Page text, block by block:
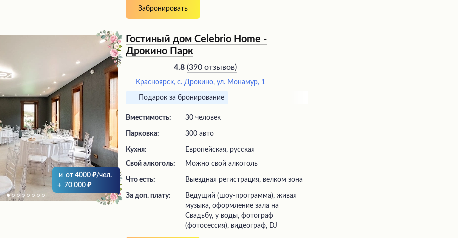
Забронировать
и от 4000
/чел.
+ 70 000
Гостиный дом Celebrio Home -
Дрокино Парк
4.8 (390 отзывов)
Красноярск, с. Дрокино, ул. Монамур, 1
Подарок за бронирование
Вместимость: 30 человек
Парковка: 300 авто
Кухня:
Европейская, русская
Свой алкоголь:
Можно свой алкоголь
Что есть: выездная регистрация, велком зона
За доп. плату:
ведущий (шоу-программа), живая
музыка, оформление зала на
Свадьбу, у воды, фотограф
(фотосессия), видеограф, DJ